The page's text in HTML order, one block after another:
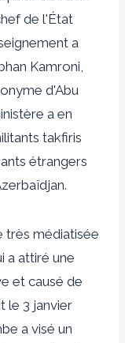
de l'État
a
Kamroni,
d'Abu
a en
takfiris
étrangers
très médiatisée
a attiré une
et causé de
le 3 janvier
a visé un